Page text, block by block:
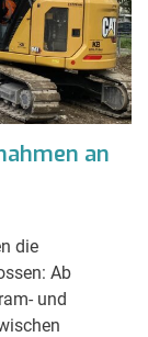
an
die
Ab
und